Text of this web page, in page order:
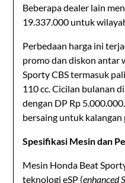
Beberapa dealer lain
19.337.000 untuk
Perbedaan harga ini
promo dan diskon antar
Sporty CBS termasuk
110 cc. Cicilan bulanan
dengan DP Rp
bersaing untuk
Spesifikasi Mesin dan
Mesin Honda Beat
teknologi eSP (enhanced